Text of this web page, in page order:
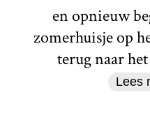
en opnieuw
zomerhuisje op
terug naar
Lees